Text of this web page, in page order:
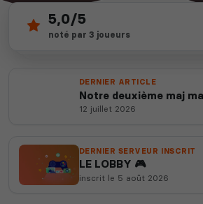
52
serveurs actifs
depuis 2012
5,0/5
noté par 3 joueurs
DERNIER ARTICLE
Notre deuxième maj
est en ligne
12 juillet 2026
DERNIER SERVEUR INSCRIT
LE LOBBY 🎮
inscrit le 5 août 2026